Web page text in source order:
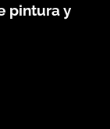
pintura y